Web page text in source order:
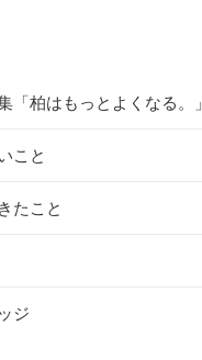
「柏はもっとよくなる。」
こと
たこと
ジ